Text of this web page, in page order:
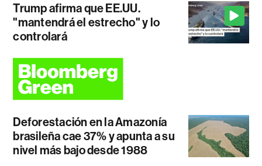
Trump afirma que EE.UU.
"mantendrá el estrecho" y lo
controlará
Deforestación en la Amazonía
brasileña cae 37% y apunta a su
nivel más bajo desde 1988